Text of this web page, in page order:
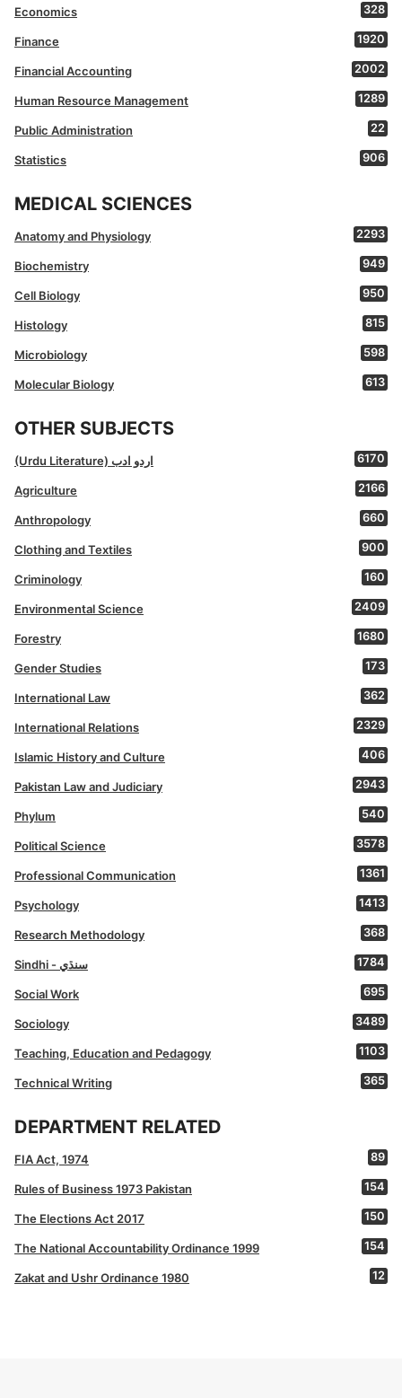
Economics 328
Finance 1920
Financial Accounting 2002
Human Resource Management 1289
Public Administration 22
Statistics 906
MEDICAL SCIENCES
Anatomy and Physiology 2293
Biochemistry 949
Cell Biology 950
Histology 815
Microbiology 598
Molecular Biology 613
OTHER SUBJECTS
(Urdu Literature) اردو ادب 6170
Agriculture 2166
Anthropology 660
Clothing and Textiles 900
Criminology 160
Environmental Science 2409
Forestry 1680
Gender Studies 173
International Law 362
International Relations 2329
Islamic History and Culture 406
Pakistan Law and Judiciary 2943
Phylum 540
Political Science 3578
Professional Communication 1361
Psychology 1413
Research Methodology 368
Sindhi - سنڌي 1784
Social Work 695
Sociology 3489
Teaching, Education and Pedagogy 1103
Technical Writing 365
DEPARTMENT RELATED
FIA Act, 1974 89
Rules of Business 1973 Pakistan 154
The Elections Act 2017 150
The National Accountability Ordinance 1999 154
Zakat and Ushr Ordinance 1980 12